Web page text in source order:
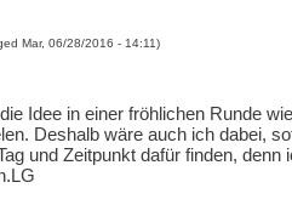
Mar, 06/28/2016 - 14:11)
Idee in einer fröhlichen Runde
Deshalb wäre auch ich dabei,
und Zeitpunkt dafür finden, denn